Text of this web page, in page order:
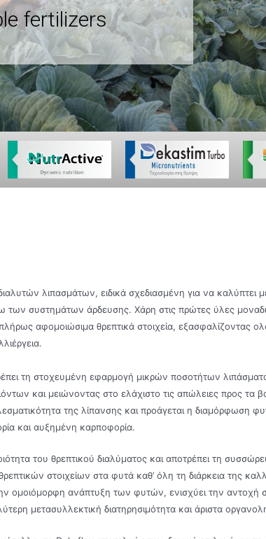
fertilizers
λιπασμάτων, ειδικά σχεδιασμένη για να καλύπτει
των συστημάτων άρδευσης. Χάρη στις πρώτες ύλες
αφομοιώσιμα θρεπτικά στοιχεία, εξασφαλίζοντας
τη στοχευμένη εφαρμογή μικρών ποσοτήτων
και μειώνοντας στο ελάχιστο τις απώλειες προς τα
της λίπανσης και προάγεται η διαμόρφωση
και αυξημένη καρποφορία.
του θρεπτικού διαλύματος και αποτρέπει τη
στοιχείων στα φυτά καθ’ όλη τη διάρκεια της
ομοιόμορφη ανάπτυξη των φυτών, ενισχύει την αντοχή
μετασυλλεκτική διατηρησιμότητα και άριστα